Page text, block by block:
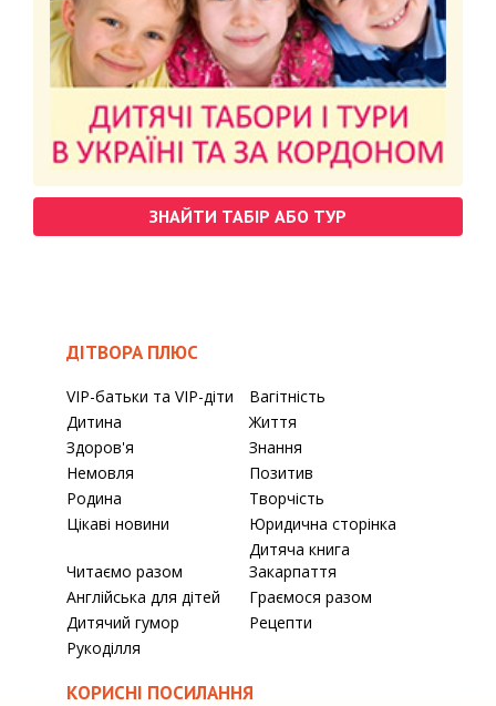
ЗНАЙТИ ТАБІР АБО ТУР
ДІТВОРА ПЛЮС
VIP-батьки та VIP-діти
Вагітність
Дитина
Життя
Здоров'я
Знання
Немовля
Позитив
Родина
Творчість
Цікаві новини
Юридична сторінка
Читаємо разом
Дитяча книга
Закарпаття
Англійська для дітей
Граємося разом
Дитячий гумор
Рецепти
Рукоділля
КОРИСНІ ПОСИЛАННЯ